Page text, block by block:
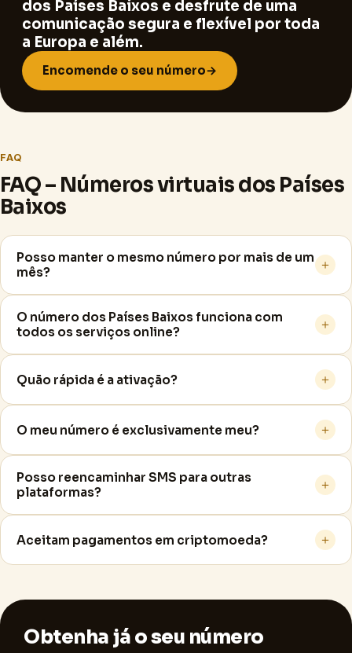
dos Países Baixos e desfrute de uma
comunicação segura e flexível por toda
a Europa e além.
Encomende o seu número→
FAQ
FAQ – Números virtuais dos Países
Baixos
Posso manter o mesmo número por mais de um
mês?
＋
O número dos Países Baixos funciona com
todos os serviços online?
＋
Quão rápida é a ativação? ＋
O meu número é exclusivamente meu? ＋
Posso reencaminhar SMS para outras
plataformas?
＋
Aceitam pagamentos em criptomoeda? ＋
Obtenha já o seu número